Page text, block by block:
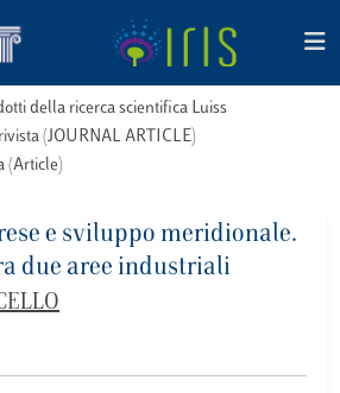
della ricerca scientifica Luiss
(JOURNAL ARTICLE)
(Article)
e sviluppo meridionale.
due aree industriali